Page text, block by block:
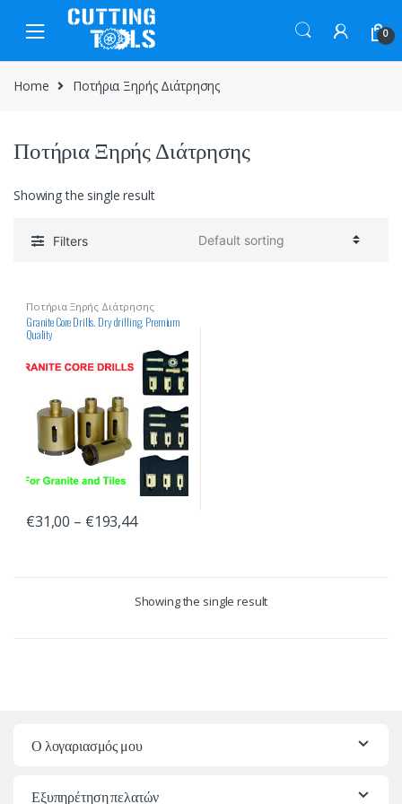
0
Home Ποτήρια Ξηρής Διάτρησης
Ποτήρια Ξηρής Διάτρησης
Showing the single result
Filters
Ποτήρια Ξηρής Διάτρησης
Granite Core Drills. Dry drilling. Premium
Quality
€31,00 – €193,44
Showing the single result
Ο λογαριασμός μου
Εξυπηρέτηση πελατών